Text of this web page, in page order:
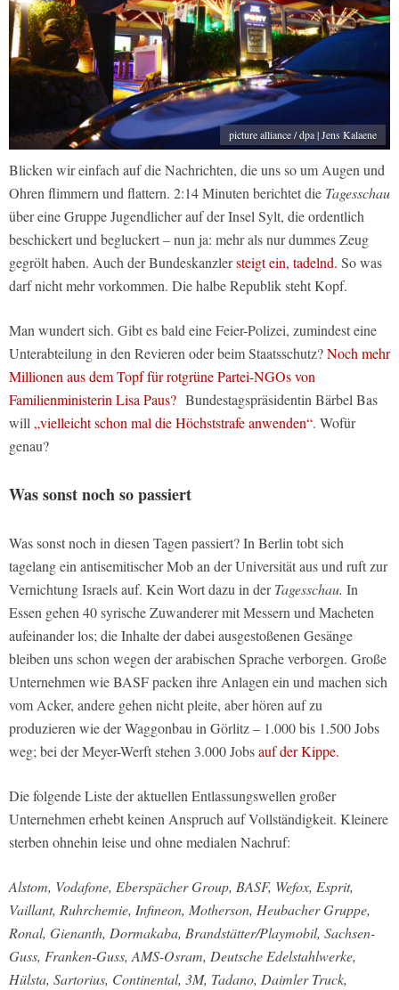
picture alliance / dpa | Jens Kalaene
Blicken wir einfach auf die Nachrichten, die uns so um Augen und
Ohren flimmern und flattern. 2:14 Minuten berichtet die Tagesschau
über eine Gruppe Jugendlicher auf der Insel Sylt, die ordentlich
beschickert und begluckert – nun ja: mehr als nur dummes Zeug
gegrölt haben. Auch der Bundeskanzlersteigt ein, tadelnd. So was
darf nicht mehr vorkommen. Die halbe Republik steht Kopf.
Man wundert sich. Gibt es bald eine Feier-Polizei, zumindest eine
Unterabteilung in den Revieren oder beim Staatsschutz?Noch mehr
Millionen aus dem Topf für rotgrüne Partei-NGOs von
Familienministerin Lisa Paus? Bundestagspräsidentin Bärbel Bas
will„vielleicht schon mal die Höchststrafe anwenden“. Wofür
genau?
Was sonst noch so passiert
Was sonst noch in diesen Tagen passiert? In Berlin tobt sich
tagelang ein antisemitischer Mob an der Universität aus und ruft zur
Vernichtung Israels auf. Kein Wort dazu in derTagesschau. In
Essen gehen 40 syrische Zuwanderer mit Messern und Macheten
aufeinander los; die Inhalte der dabei ausgestoßenen Gesänge
bleiben uns schon wegen der arabischen Sprache verborgen. Große
Unternehmen wie BASF packen ihre Anlagen ein und machen sich
vom Acker, andere gehen nicht pleite, aber hören auf zu
produzieren wie der Waggonbau in Görlitz – 1.000 bis 1.500 Jobs
weg; bei der Meyer-Werft stehen 3.000 Jobsauf der Kippe.
Die folgende Liste der aktuellen Entlassungswellen großer
Unternehmen erhebt keinen Anspruch auf Vollständigkeit. Kleinere
sterben ohnehin leise und ohne medialen Nachruf:
Alstom, Vodafone, Eberspächer Group, BASF, Wefox, Esprit,
Vaillant, Ruhrchemie, Infineon, Motherson, Heubacher Gruppe,
Ronal, Gienanth, Dormakaba, Brandstätter/Playmobil, Sachsen-
Guss, Franken-Guss, AMS-Osram, Deutsche Edelstahlwerke,
Hülsta, Sartorius, Continental, 3M, Tadano, Daimler Truck,